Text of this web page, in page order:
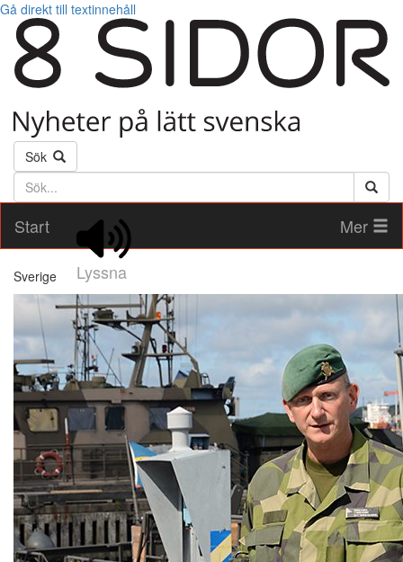
Gå direkt till textinnehåll
Sök
Söktext
Start
Lyssna
Mer
Sverige